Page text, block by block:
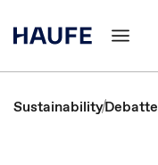
SustainabilityDebatte